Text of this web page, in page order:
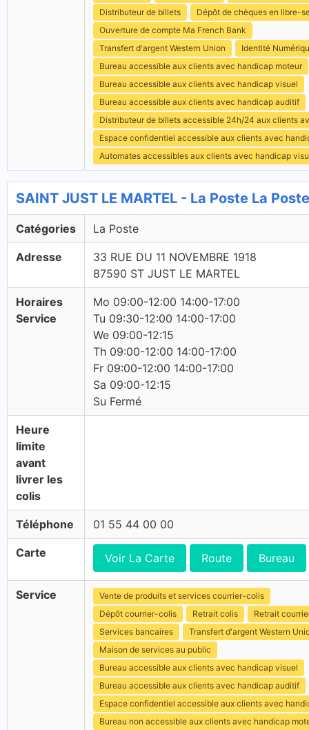
Distributeur de billets
Dépôt de chèques en libre-
Ouverture de compte Ma French Bank
Transfert d'argent Western Union
Identité
Bureau accessible aux clients avec handicap moteur
Bureau accessible aux clients avec handicap visuel
Bureau accessible aux clients avec handicap auditif
Distributeur de billets accessible 24h/24 aux clients
Espace confidentiel accessible aux clients avec
Automates accessibles aux clients avec handicap
SAINT JUST LE MARTEL - La Poste La Poste
Catégories La Poste
Adresse
33 RUE DU 11 NOVEMBRE 1918
87590 ST JUST LE MARTEL
Horaires
Service
Mo 09:00-12:00 14:00-17:00
Tu 09:30-12:00 14:00-17:00
We 09:00-12:15
Th 09:00-12:00 14:00-17:00
Fr 09:00-12:00 14:00-17:00
Sa 09:00-12:15
Su Fermé
Heure
limite
avant
livrer les
colis
Téléphone 01 55 44 00 00
Carte Voir La Carte Route Bureau
Service
Vente de produits et services courrier-colis
Dépôt courrier-colis
Retrait colis
Retrait
Services bancaires
Transfert d'argent Western
Maison de services au public
Bureau accessible aux clients avec handicap visuel
Bureau accessible aux clients avec handicap auditif
Espace confidentiel accessible aux clients avec
Bureau non accessible aux clients avec handicap